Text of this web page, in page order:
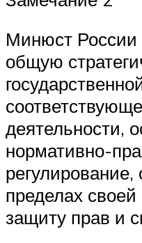
Минюст России
общую
деятельности,
нормативно-
регулирование,
пределах
защиту прав и